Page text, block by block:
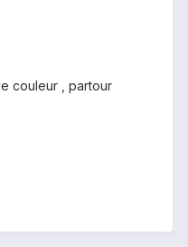
couleur , partour